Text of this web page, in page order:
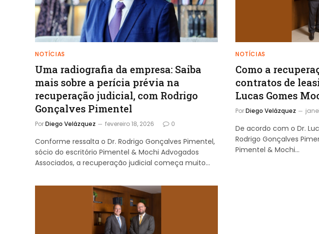
NOTÍCIAS
Uma radiografia da empresa: Saiba
mais sobre a perícia prévia na
recuperação judicial, com Rodrigo
Gonçalves Pimentel
PorDiego Velázquez fevereiro 18, 2026 0
Conforme ressalta o Dr. Rodrigo Gonçalves Pimentel,
sócio do escritório Pimentel & Mochi Advogados
Associados, a recuperação judicial começa muito…
NOTÍCIAS
Como a
contratos de
Lucas Gomes
PorDiego Velázquez
De acordo com o Dr.
Rodrigo Gonçalves
Pimentel & Mochi…